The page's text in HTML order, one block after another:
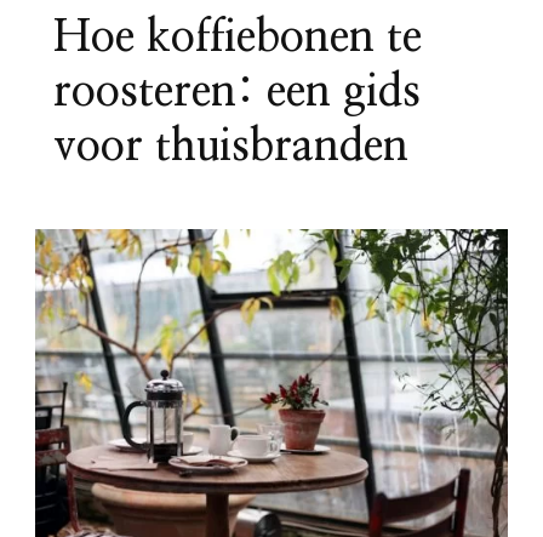
Hoe koffiebonen te
roosteren: een gids
voor thuisbranden